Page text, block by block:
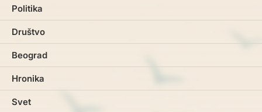
Politika
Društvo
Beograd
Hronika
Svet